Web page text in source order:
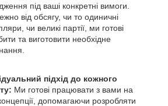
під ваші конкретні вимоги.
від обсягу, чи то одиничні
чи великі партії, ми готові
та виготовити необхідне
підхід до кожного
Ми готові працювати з вами на
допомагаючи розробляти